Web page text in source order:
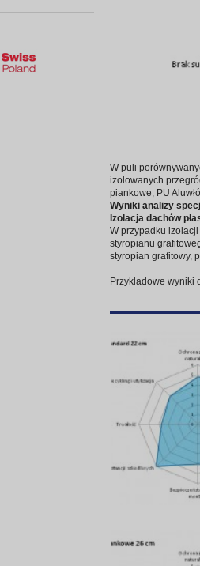
W puli
izolowanych
piankowe, PU
Wyniki analizy
Izolacja dachów
W przypadku
styropianu
styropian grafitowy,
Przykładowe